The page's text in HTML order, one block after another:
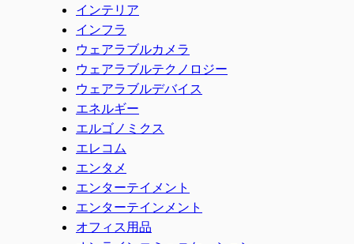
インテリア
インフラ
ウェアラブルカメラ
ウェアラブルテクノロジー
ウェアラブルデバイス
エネルギー
エルゴノミクス
エレコム
エンタメ
エンターテイメント
エンターテインメント
オフィス用品